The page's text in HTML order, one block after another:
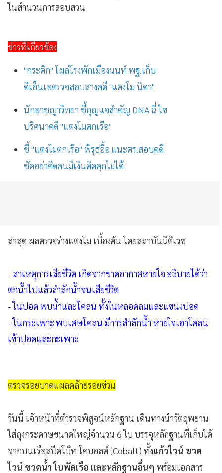
ในสำนวนการสอบสวน
ข่าวที่เกี่ยวข้อง
"กระติก" โผล่โรงพักเมืองนนท์ พฐ.เก็บ
ดีเอ็นเอตรวจสอบสางคดี "แตงโม นิดา"
นักอาชญาวิทยา ชี้กุญแจสำคัญ DNA ฉี่ ไข
ปริศนาคดี "แตงโมตกเรือ"
ชี้ "แตงโมตกเรือ" พิรุธอื้อ แนะตร.สอบคดี
ซัดอย่าคิดคนมีเงินติดคุกไม่ได้
ล่าสุด ผลตรวจร่างแตงโม เบื้องต้น โดยสถาบันนิติเวช
- สาเหตุการเสียชีวิต เกิดจากขาดอากาศหายใจ อธิบายได้ว่า
ตกน้ำไปแล้วสำลักน้ำจนเสียชีวิต
- ในปอด พบน้ำและโคลน ทั้งในหลอดลมและแขนงปอด
- ในกระเพาะ พบเศษโคลน มีการสำลักน้ำ หายใจเอาโคลน
เข้าปอดและกะเพาะ⁣
ตรวจรอยบาดแผลคล้ายรอยข่วน
วันนี้ เจ้าหน้าที่ตำรวจพิสูจน์หลักฐาน เดินทางนำวัตถุพยาน
ใส่ถุงกระดาษขนาดใหญ่จำนวน 6 ใบ บรรจุหลักฐานที่เก็บได้
จากบนเรือสปีดโบ๊ท โคบอลต์ (Cobalt) ทั้งแก้วไวน์ ขวด
ไวน์ ขวดน้ำ ใบพัดเรือ และหลักฐานอื่นๆ พร้อมเอกสาร